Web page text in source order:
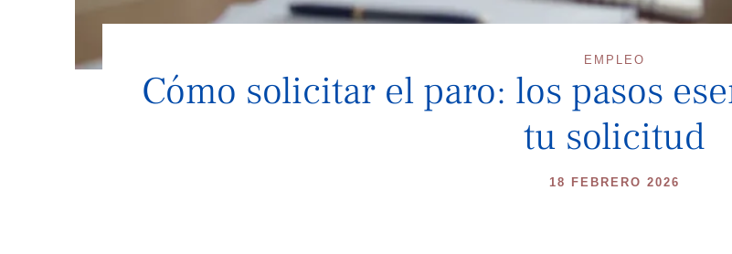
EMPLEO
Cómo solicitar el paro: los pasos
tu solicitud
18 FEBRERO 2026